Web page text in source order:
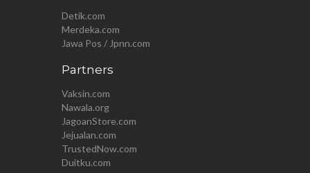
Detik.com
Merdeka.com
Jawa Pos / Jpnn.com
Partners
Vaksin.com
Nawala.org
JagoanStore.com
Jejualan.com
TrustedNow.com
Duitku.com